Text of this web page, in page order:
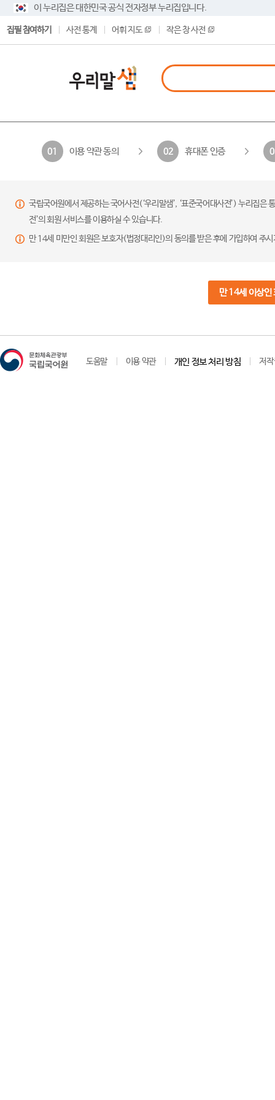
이 누리집은 대한민국 공식 전자정부 누리집입니다.
집필 참여하기 사전 통계 어휘 지도 작은 창 사전
01 이용 약관 동의 02 휴대폰 인증
국립국어원에서 제공하는 국어사전(‘우리말샘’, ‘표준국어대사전’) 누리집
전’의 회원 서비스를 이용하실 수 있습니다.
만 14세 미만인 회원은 보호자(법정대리인)의 동의를 받은 후에 가입하여 주
만 14세 이상인
도움말 이용 약관 개인 정보 처리 방침 저